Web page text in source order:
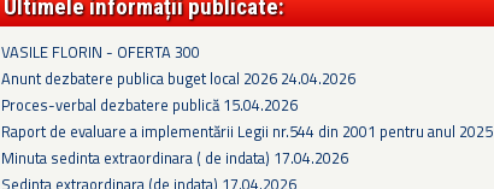
Ultimele informații publicate:
VASILE FLORIN - OFERTA 300
Anunt dezbatere publica buget local 2026 24.04.2026
Proces-verbal dezbatere publică 15.04.2026
Raport de evaluare a implementării Legii nr.544 din 2001 pentru anul 2025
Minuta sedinta extraordinara ( de indata) 17.04.2026